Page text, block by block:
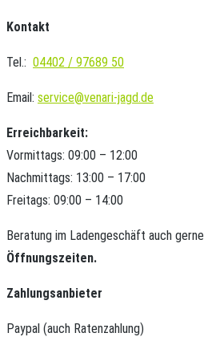
Kontakt
Tel.: 04402 / 97689 50
Email: service@venari-jagd.de
Erreichbarkeit:
Vormittags: 09:00 – 12:00
Nachmittags: 13:00 – 17:00
Freitags: 09:00 – 14:00
Beratung im Ladengeschäft auch gerne
Öffnungszeiten.
Zahlungsanbieter
Paypal (auch Ratenzahlung)